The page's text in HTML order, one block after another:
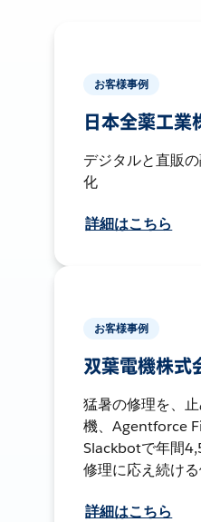
お客様事例
日本全薬工業
デジタルと直販
化
詳細はこちら
お客様事例
双葉電機株式
猛暑の修理を、
機、Agentforce
Slackbotで年間
修理に応え続け
詳細はこちら